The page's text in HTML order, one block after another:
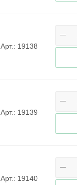
Арт.: 19138
Арт.: 19139
Арт.: 19140